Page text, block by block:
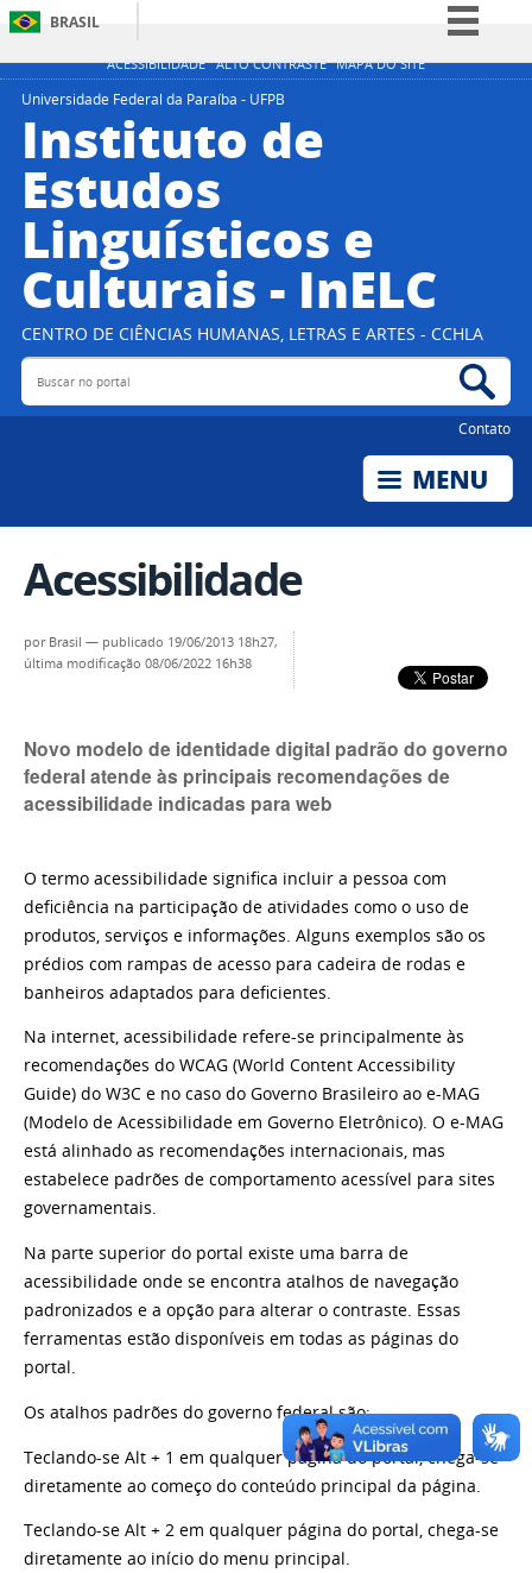
ACESSIBILIDADE ALTO CONTRASTE MAPA DO SITE
BRASIL
Simplifique!
Canais
Universidade Federal da Paraíba - UFPB
Instituto de
Estudos
Linguísticos e
Culturais - InELC
CENTRO DE CIÊNCIAS HUMANAS, LETRAS E ARTES - CCHLA
Buscar no portal
Contato
Acessibilidade
por Brasil — publicado 19/06/2013 18h27,
última modificação 08/06/2022 16h38
Novo modelo de identidade digital padrão do governo
federal atende às principais recomendações de
acessibilidade indicadas para web
O termo acessibilidade significa incluir a pessoa com
deficiência na participação de atividades como o uso de
produtos, serviços e informações. Alguns exemplos são os
prédios com rampas de acesso para cadeira de rodas e
banheiros adaptados para deficientes.
Na internet, acessibilidade refere-se principalmente às
recomendações do WCAG (World Content Accessibility
Guide) do W3C e no caso do Governo Brasileiro ao e-MAG
(Modelo de Acessibilidade em Governo Eletrônico). O e-MAG
está alinhado as recomendações internacionais, mas
estabelece padrões de comportamento acessível para sites
governamentais.
Na parte superior do portal existe uma barra de
acessibilidade onde se encontra atalhos de navegação
padronizados e a opção para alterar o contraste. Essas
ferramentas estão disponíveis em todas as páginas do
portal.
Os atalhos padrões do governo federal são:
Teclando-se Alt + 1 em qualquer página do portal, chega-se
diretamente ao começo do conteúdo principal da página.
Teclando-se Alt + 2 em qualquer página do portal, chega-se
diretamente ao início do menu principal.